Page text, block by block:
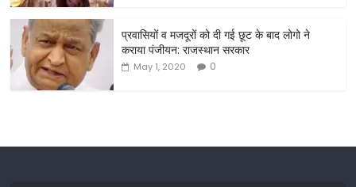
प्रवासियों व मजदूरों को दी गई छूट के बाद लोगो ने
कराया पंजीयन: राजस्थान सरकार
May 1, 2020 0